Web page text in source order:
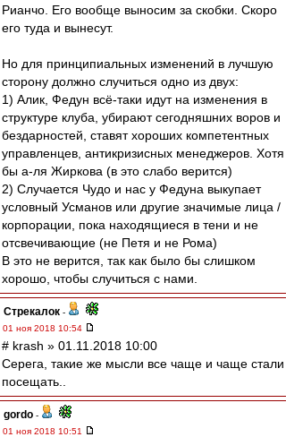
Рианчо. Его вообще выносим за скобки. Скоро
его туда и вынесут.
Но для принципиальных изменений в лучшую
сторону должно случиться одно из двух:
1) Алик, Федун всё-таки идут на изменения в
структуре клуба, убирают сегодняшних воров и
бездарностей, ставят хороших компетентных
управленцев, антикризисных менеджеров. Хотя
бы а-ля Жиркова (в это слабо верится)
2) Случается Чудо и нас у Федуна выкупает
условный Усманов или другие значимые лица /
корпорации, пока находящиеся в тени и не
отсвечивающие (не Петя и не Рома)
В это не верится, так как было бы слишком
хорошо, чтобы случиться с нами.
Стрекалок -
01 ноя 2018 10:54
# krash » 01.11.2018 10:00
Серега, такие же мысли все чаще и чаще стали
посещать..
gordo -
01 ноя 2018 10:51